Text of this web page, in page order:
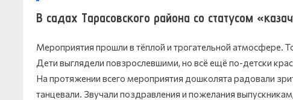
В садах Тарасовского района со статусом
Мероприятия прошли в тёплой и трогательной атмосфере.
Дети выглядели повзрослевшими, но всё ещё по-детски
На протяжении всего мероприятия дошколята радовали
танцевали. Звучали поздравления и пожелания